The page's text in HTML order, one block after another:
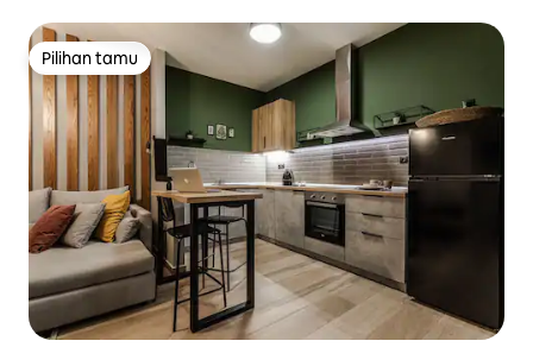
Pilihan tamu
Pilihan tamu